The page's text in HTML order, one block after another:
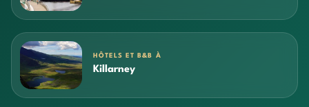
HÔTELS ET B&B À
Killarney